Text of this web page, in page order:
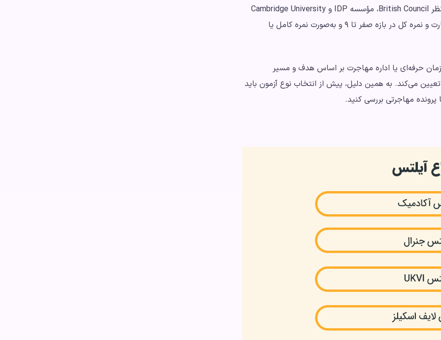
زبان انگلیسی» است. این آزمون به‌صورت مشترک زیر نظر British Council، مؤسسه IDP و Cambridge University
Press & Assessment مدیریت می‌شود. نمره هر مهارت و نمره کل در بازه صفر تا ۹ و به‌صورت نمره کامل یا
حرفه‌ای یا اداره مهاجرت بر اساس هدف و مسیر
می‌کند. به همین دلیل، پیش از انتخاب نوع آزمون باید
مهاجرتی بررسی کنید.